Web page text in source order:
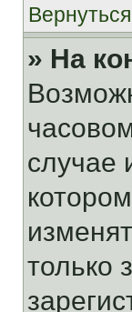
» На
случае
только